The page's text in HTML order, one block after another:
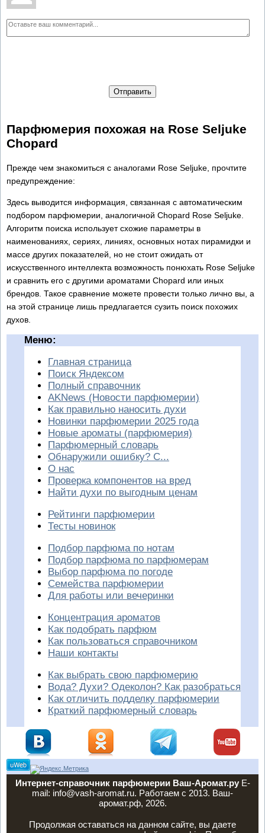
Отправить
Парфюмерия похожая на Rose Seljuke
Chopard
Прежде чем знакомиться с аналогами Rose Seljuke, прочтите
предупреждение:
Здесь выводится информация, связанная с автоматическим
подбором парфюмерии, аналогичной Chopard Rose Seljuke.
Алгоритм поиска использует схожие параметры в
наименованиях, сериях, линиях, основных нотах пирамидки и
массе других показателей, но не стоит ожидать от
искусственного интеллекта возможность понюхать Rose Seljuke
и сравнить его с другими ароматами Chopard или иных
брендов. Такое сравнение можете провести только лично вы, а
на этой странице лишь предлагается сузить поиск похожих
духов.
Меню:
Главная страница
Поиск Яндексом
Полный справочник
AKNews (Новости парфюмерии)
Как правильно наносить духи
Новинки парфюмерии 2025 года
Новые ароматы (парфюмерия)
Парфюмерный словарь
Обнаружили ошибку? С...
О нас
Проверка компонентов на вред
Найти духи по выгодным ценам
Рейтинги парфюмерии
Тесты новинок
Подбор парфюма по нотам
Подбор парфюма по парфюмерам
Выбор парфюма по погоде
Семейства парфюмерии
Для работы или вечеринки
Концентрация ароматов
Как подобрать парфюм
Как пользоваться справочником
Наши контакты
Как выбрать свою парфюмерию
Вода? Духи? Одеколон? Как разобраться
Как отличить подделку парфюмерии
Краткий парфюмерный словарь
Интернет-справочник парфюмерии Ваш-Аромат.руE-
mail: info@vash-aromat.ru. Работаем с 2013. Ваш-
аромат.рф, 2026.
Продолжая оставаться на данном сайте, вы даете